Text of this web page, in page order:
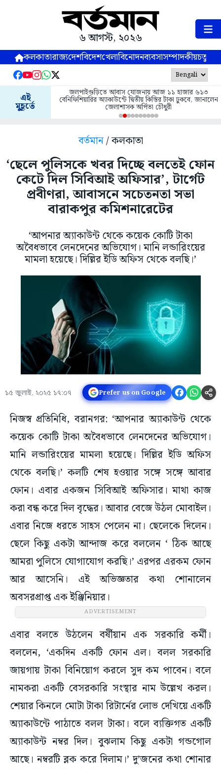
৬ আগস্ট, ২০২৬
কলকাতারাজ্যদেশবিদেশখেলাবিনোদনব্যবসাসম্পাদকীয়
এই
মুহূর্তে
জলপাইগুড়িতে আবাস যোজনায় আজ ১১ হাজার ৬১৩
বেনিফিশিয়ারির অ্যাকাউন্টে দ্বিতীয় কিস্তির টাকা ঢুকবে, জানালেন
জেলাশাসক অর্পিতা চৌধুরী
বর্তমান/ কলকাতা
‘ছেলে পুলিসকে খবর দিচ্ছে বলতেই ফোন
কেটে দিল সিবিআই অফিসার’, টার্গেট
প্রবীণরা, আবাসনে সচেতনতা সভা
বারাকপুর কমিশনারেটের
‘আপনার অ্যাকাউন্ট থেকে কয়েক কোটি টাকা
অবৈধভাবে লেনদেনের অভিযোগ। মানি লন্ডারিংয়ের
মামলা হয়েছে। দিল্লির ইডি অফিস থেকে বলছি।’
১৫ জুলাই, ২০২৫ ১৭:০৭ Prefer us on Google
নিজস্ব প্রতিনিধি, বরানগর: ‘আপনার অ্যাকাউন্ট থেকে
কয়েক কোটি টাকা অবৈধভাবে লেনদেনের অভিযোগ।
মানি লন্ডারিংয়ের মামলা হয়েছে। দিল্লির ইডি অফিস
থেকে বলছি।’ কলটি শেষ হওয়ার সঙ্গে সঙ্গে আবার
ফোন। এবার একজন সিবিআই অফিসার। মাথা কাজ
করা বন্ধ করে দিল বৃদ্ধের। আবার বেজে উঠল মোবাইল।
এবার নিজে ধরতে সাহস পেলেন না। ছেলেকে দিলেন।
ছেলে কিছু একটা আন্দাজ করে বললেন ‘ ঠিক আছে
আমরা পুলিসে যোগাযোগ করছি।’ এরপর এরকম ফোন
আর আসেনি। এই অভিজ্ঞতার কথা শোনালেন
অবসরপ্রাপ্ত এক ইঞ্জিনিয়ার।
ADVERTISEMENT
এবার বলতে উঠলেন বর্ষীয়ান এক সরকারি কর্মী।
বললেন, ‘একদিন একটি ফোন এল। বলল সরকারি
জায়গায় টাকা বিনিয়োগ করলে সুদ কম পাবেন। বলে
নামকরা একটি বেসরকারি সংস্থার নাম উল্লেখ করল।
শেয়ার কিনলে মোটা টাকা রিটার্নের লোভ দেখিয়ে একটি
অ্যাকাউন্টে পাঠাতে বলল টাকা। বলে ব্যক্তিগত একটি
অ্যাকাউন্ট নম্বর দিল। বুঝলাম কিছু একটা গন্ডগোল
আছে। নম্বরটি ব্লক করে দিলাম।’ দু’জনের কথা শোনার